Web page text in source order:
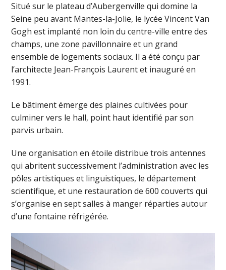
Situé sur le plateau d’Aubergenville qui domine la
Seine peu avant Mantes-la-Jolie, le lycée Vincent Van
Gogh est implanté non loin du centre-ville entre des
champs, une zone pavillonnaire et un grand
ensemble de logements sociaux. Il a été conçu par
l’architecte Jean-François Laurent et inauguré en
1991.
Le bâtiment émerge des plaines cultivées pour
culminer vers le hall, point haut identifié par son
parvis urbain.
Une organisation en étoile distribue trois antennes
qui abritent successivement l’administration avec les
pôles artistiques et linguistiques, le département
scientifique, et une restauration de 600 couverts qui
s’organise en sept salles à manger réparties autour
d’une fontaine réfrigérée.